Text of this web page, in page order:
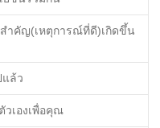
ำคัญ(เหตุการณ์ที่ดี)เกิดขึ้น
ล้ว
วเองเพื่อคุณ